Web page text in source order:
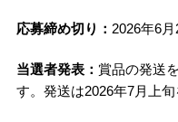
応募締め切り： 2026年6
当選者発表： 賞品の発送
す。発送は2026年7月上